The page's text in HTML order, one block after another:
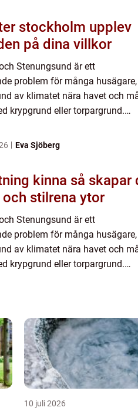
upplev
på dina villkor
Stenungsund är ett
problem för många
av klimatet nära havet och
krypgrund eller torpargrund.
Eva Sjöberg
så skapar du
och stilrena ytor
Stenungsund är ett
problem för många
av klimatet nära havet och
krypgrund eller torpargrund.
10 juli 2026